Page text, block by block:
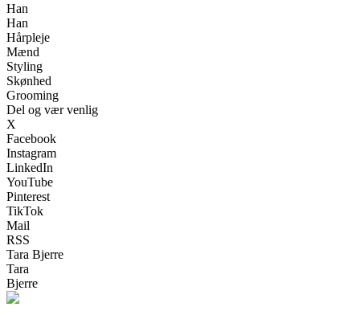
Han
Han
Hårpleje
Mænd
Styling
Skønhed
Grooming
Del og vær venlig
X
Facebook
Instagram
LinkedIn
YouTube
Pinterest
TikTok
Mail
RSS
Tara Bjerre
Tara
Bjerre